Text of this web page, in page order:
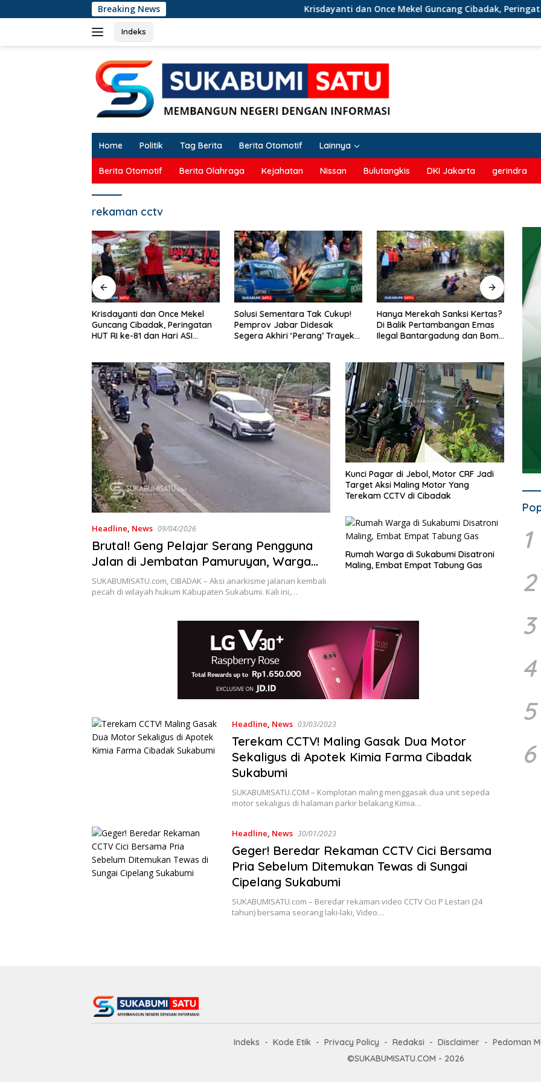
ke
Breaking News Krisdayanti dan Once Mekel Guncang Cibadak, Peringatan HUT
Indeks
Home Politik Tag Berita Berita Otomotif Lainnya
Berita Otomotif Berita Olahraga Kejahatan Nissan Bulutangkis DKI Jakarta gerindra
rekaman cctv
Krisdayanti dan Once Mekel
Guncang Cibadak, Peringatan
HUT RI ke-81 dan Hari ASI
Solusi Sementara Tak Cukup!
Pemprov Jabar Didesak
Segera Akhiri ‘Perang’ Trayek
Hanya Merekah Sanksi Kertas?
Di Balik Pertambangan Emas
Ilegal Bantargadung dan Bom
Headline, News 09/04/2026
Brutal! Geng Pelajar Serang Pengguna
Jalan di Jembatan Pamuruyan, Warga
Sipil Jadi Korban
SUKABUMISATU.com, CIBADAK – Aksi anarkisme jalanan kembali
pecah di wilayah hukum Kabupaten Sukabumi. Kali ini,…
Kunci Pagar di Jebol, Motor CRF Jadi
Target Aksi Maling Motor Yang
Terekam CCTV di Cibadak
Rumah Warga di Sukabumi Disatroni
Maling, Embat Empat Tabung Gas
Headline, News 03/03/2023
Terekam CCTV! Maling Gasak Dua Motor
Sekaligus di Apotek Kimia Farma Cibadak
Sukabumi
SUKABUMISATU.COM – Komplotan maling menggasak dua unit sepeda
motor sekaligus di halaman parkir belakang Kimia…
Headline, News 30/01/2023
Geger! Beredar Rekaman CCTV Cici Bersama
Pria Sebelum Ditemukan Tewas di Sungai
Cipelang Sukabumi
SUKABUMISATU.com – Beredar rekaman video CCTV Cici P Lestari (24
tahun) bersama seorang laki-laki, Video…
1
2
3
4
5
6
Indeks Kode Etik Privacy Policy Redaksi Disclaimer
Pedoman
©SUKABUMISATU.COM - 2026